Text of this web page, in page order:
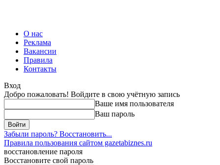
О нас
Реклама
Вакансии
Правила
Контакты
Вход
Добро пожаловать! Войдите в свою учётную запись
Ваше имя пользователя
Ваш пароль
Забыли пароль? Восстановить...
Правила пользования сайтом gazetabiznes.ru
восстановление пароля
Восстановите свой пароль